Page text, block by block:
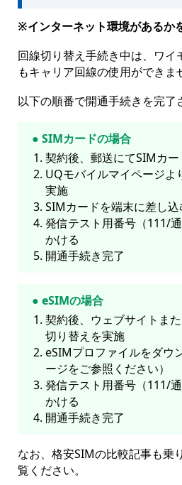
※インターネット環境があるか
回線切り替え手続き中は、ワ
もキャリア回線の使用ができま
以下の順番で開通手続きを完了
● SIMカードの場合
契約後、郵送にてSIMカー
UQモバイルマイページよ
実施
SIMカードを端末に差し込
発信テスト用番号（111/
かける
開通手続き完了
● eSIMの場合
契約後、ウェブサイトま
切り替えを実施
eSIMプロファイルをダウ
ージをご参照ください）
発信テスト用番号（111/
かける
開通手続き完了
なお、格安SIMの比較記事も乗
覧ください。